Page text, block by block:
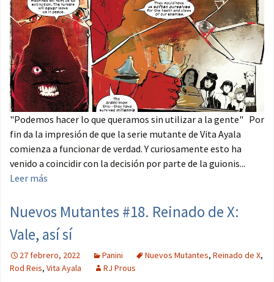
"Podemos hacer lo que queramos sin utilizar a la gente" Por
fin da la impresión de que la serie mutante de Vita Ayala
comienza a funcionar de verdad. Y curiosamente esto ha
venido a coincidir con la decisión por parte de la guionis...
Leer más
Nuevos Mutantes #18. Reinado de X:
Vale, así sí
27 febrero, 2022 Panini Nuevos Mutantes, Reinado de X,
Rod Reis, Vita Ayala RJ Prous